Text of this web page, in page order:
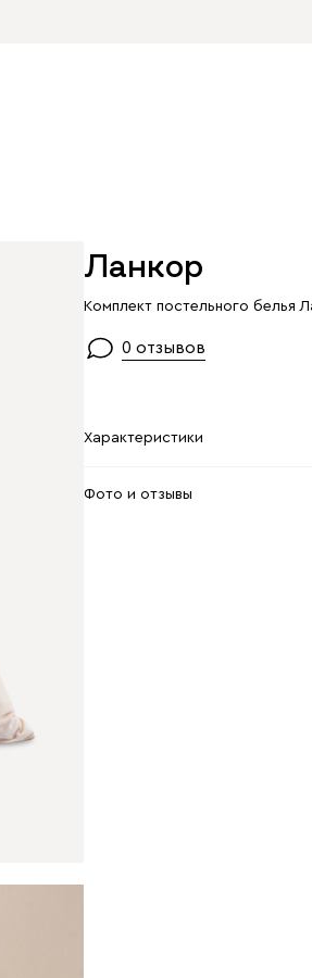
Ланкор
Комплект постельного белья
0 отзывов
Характеристики
Фото и отзывы